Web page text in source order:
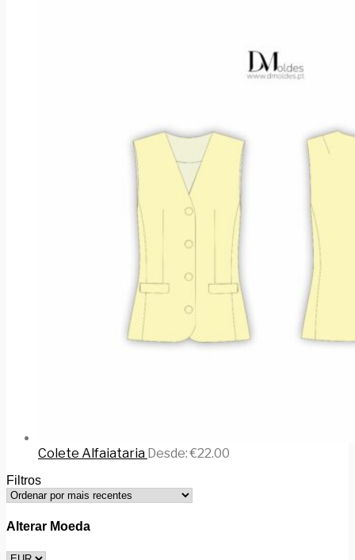
Colete Alfaiataria Desde:€22.00
Filtros
Alterar Moeda